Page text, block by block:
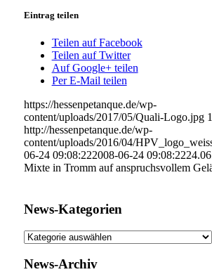
Eintrag teilen
Teilen auf Facebook
Teilen auf Twitter
Auf Google+ teilen
Per E-Mail teilen
https://hessenpetanque.de/wp-
content/uploads/2017/05/Quali-Logo.jpg
http://hessenpetanque.de/wp-
content/uploads/2016/04/
06-24 09:08:222008-06-24 09:08:22
Mixte in Tromm auf anspruchsvollem
News-Kategorien
News-
News-Archiv